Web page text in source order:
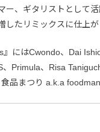
ー、ギタリストとして
したリミックスに仕上
にはCwondo、Dai
Primula、Risa
品まつり a.k.a